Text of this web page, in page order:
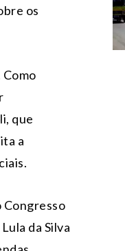
os
que
a
Congresso
da Silva